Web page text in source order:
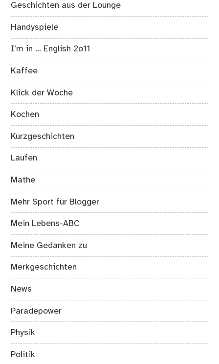
Geschichten aus der Lounge
Handyspiele
I’m in … English 2o11
Kaffee
Klick der Woche
Kochen
Kurzgeschichten
Laufen
Mathe
Mehr Sport für Blogger
Mein Lebens-ABC
Meine Gedanken zu
Merkgeschichten
News
Paradepower
Physik
Politik